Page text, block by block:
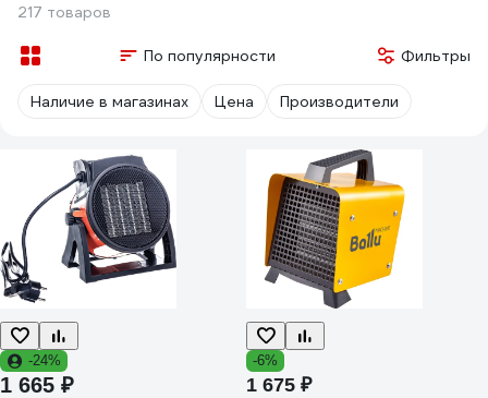
217 товаров
По популярности Фильтры
Наличие в магазинах Цена Производители
-24%
1 665 ₽
-6%
1 675 ₽